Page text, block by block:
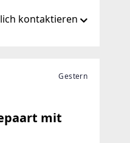
kontaktieren
Gestern
mit